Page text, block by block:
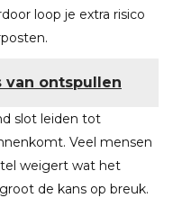
loop je extra risico
van ontspullen
slot leiden tot
Veel mensen
weigert wat het
de kans op breuk.